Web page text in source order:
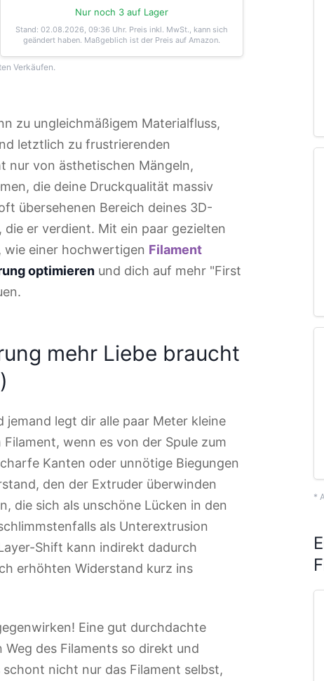
Nur noch 3 auf Lager
Stand: 02.08.2026, 09:36 Uhr. Preis inkl. MwSt., kann sich
geändert haben. Maßgeblich ist der Preis auf Amazon.
Verkäufen.
zu ungleichmäßigem Materialfluss,
letztlich zu frustrierenden
nur von ästhetischen Mängeln,
die deine Druckqualität massiv
übersehenen Bereich deines 3D-
er verdient. Mit ein paar gezielten
wie einer hochwertigen Filament
optimieren und dich auf mehr "First
mehr Liebe braucht
legt dir alle paar Meter kleine
wenn es von der Spule zum
Kanten oder unnötige Biegungen
den der Extruder überwinden
die sich als unschöne Lücken in den
als Unterextrusion
Shift kann indirekt dadurch
erhöhten Widerstand kurz ins
Eine gut durchdachte
Weg des Filaments so direkt und
nicht nur das Filament selbst,
*